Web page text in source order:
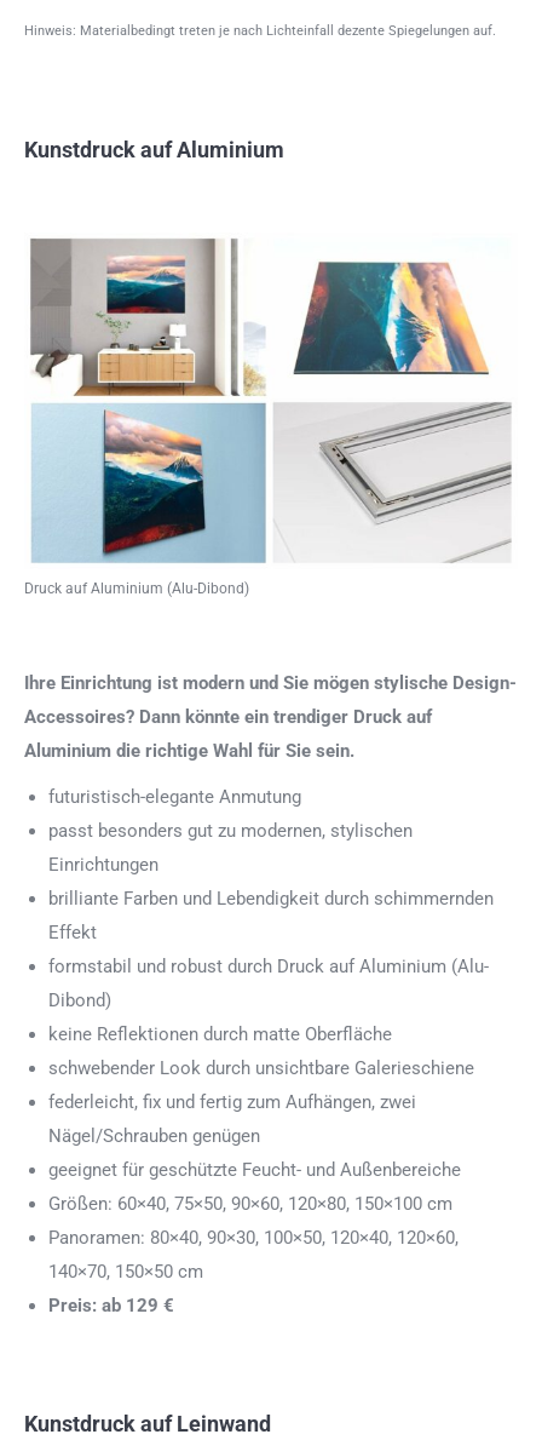
Hinweis: Materialbedingt treten je nach Lichteinfall dezente Spiegelungen auf.
Kunstdruck auf Aluminium
Druck auf Aluminium (Alu-Dibond)
Ihre Einrichtung ist modern und Sie mögen stylische Design-
Accessoires? Dann könnte ein trendiger Druck auf
Aluminium die richtige Wahl für Sie sein.
futuristisch-elegante Anmutung
passt besonders gut zu modernen, stylischen
Einrichtungen
brilliante Farben und Lebendigkeit durch schimmernden
Effekt
formstabil und robust durch Druck auf Aluminium (Alu-
Dibond)
keine Reflektionen durch matte Oberfläche
schwebender Look durch unsichtbare Galerieschiene
federleicht, fix und fertig zum Aufhängen, zwei
Nägel/Schrauben genügen
geeignet für geschützte Feucht- und Außenbereiche
Größen: 60×40, 75×50, 90×60, 120×80, 150×100 cm
Panoramen: 80×40, 90×30, 100×50, 120×40, 120×60,
140×70, 150×50 cm
Preis: ab 129 €
Kunstdruck auf Leinwand